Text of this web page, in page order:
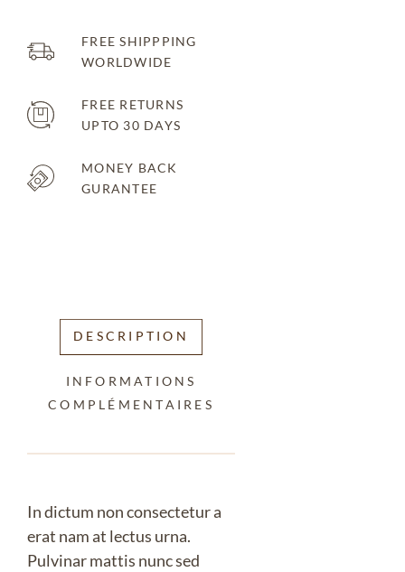
FREE SHIPPPING
WORLDWIDE
FREE RETURNS
UPTO 30 DAYS
MONEY BACK
GURANTEE
DESCRIPTION
INFORMATIONS
COMPLÉMENTAIRES
In dictum non consectetur a
erat nam at lectus urna.
Pulvinar mattis nunc sed